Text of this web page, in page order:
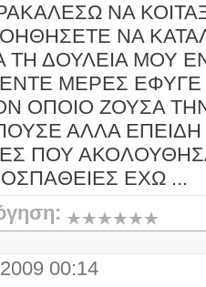
ΝΑ
ΝΑ
ΤΗ ΔΟΥΛΕΙΑ ΜΟΥ
ΜΕΡΕΣ
ΟΠΟΙΟ ΖΟΥΣΑ
ΑΛΛΑ
ΠΟΥ
ΕΧΩ ...
00:14